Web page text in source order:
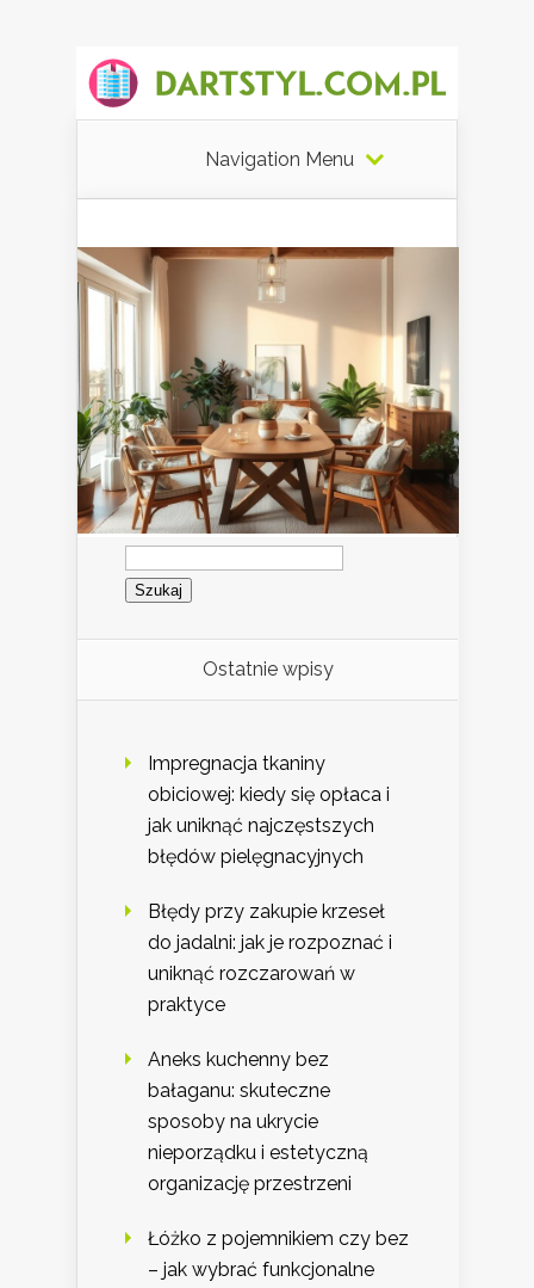
Navigation Menu
Szukaj:
Ostatnie wpisy
Impregnacja tkaniny
obiciowej: kiedy się opłaca i
jak uniknąć najczęstszych
błędów pielęgnacyjnych
Błędy przy zakupie krzeseł
do jadalni: jak je rozpoznać i
uniknąć rozczarowań w
praktyce
Aneks kuchenny bez
bałaganu: skuteczne
sposoby na ukrycie
nieporządku i estetyczną
organizację przestrzeni
Łóżko z pojemnikiem czy bez
– jak wybrać funkcjonalne